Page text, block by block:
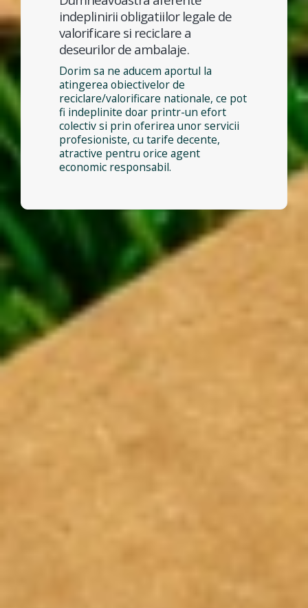
indeplinirii obligatiilor legale de
valorificare si reciclare a
deseurilor de ambalaje.
Dorim sa ne aducem aportul la
atingerea obiectivelor de
reciclare/valorificare nationale, ce pot
fi indeplinite doar printr-un efort
colectiv si prin oferirea unor servicii
profesioniste, cu tarife decente,
atractive pentru orice agent
economic responsabil.